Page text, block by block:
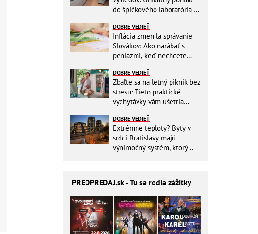
do špičkového laboratória na
DOBRE VEDIEŤ
Inflácia zmenila správanie
Slovákov: Ako narábať s
peniazmi, keď nechcete
DOBRE VEDIEŤ
Zbaľte sa na letný piknik bez
stresu: Tieto praktické
vychytávky vám ušetria
DOBRE VEDIEŤ
Extrémne teploty? Byty v
srdci Bratislavy majú
výnimočný systém, ktorý
PREDPREDAJ.sk - Tu sa rodia zážitky